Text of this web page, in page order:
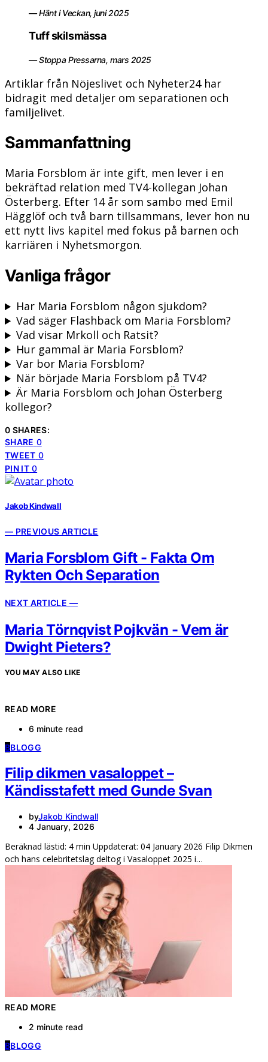
— Hänt i Veckan, juni 2025
Tuff skilsmässa
— Stoppa Pressarna, mars 2025
Artiklar från Nöjeslivet och Nyheter24 har
bidragit med detaljer om separationen och
familjelivet.
Sammanfattning
Maria Forsblom är inte gift, men lever i en
bekräftad relation med TV4-kollegan Johan
Österberg. Efter 14 år som sambo med Emil
Hägglöf och två barn tillsammans, lever hon nu
ett nytt livs kapitel med fokus på barnen och
karriären i Nyhetsmorgon.
Vanliga frågor
Har Maria Forsblom någon sjukdom?
Vad säger Flashback om Maria Forsblom?
Vad visar Mrkoll och Ratsit?
Hur gammal är Maria Forsblom?
Var bor Maria Forsblom?
När började Maria Forsblom på TV4?
Är Maria Forsblom och Johan Österberg
kollegor?
0 SHARES:
SHARE 0
TWEET 0
PIN IT 0
Jakob Kindwall
— PREVIOUS ARTICLE
Maria Forsblom Gift - Fakta Om
Rykten Och Separation
NEXT ARTICLE —
Maria Törnqvist Pojkvän - Vem är
Dwight Pieters?
YOU MAY ALSO LIKE
READ MORE
6 minute read
BBLOGG
Filip dikmen vasaloppet –
Kändisstafett med Gunde Svan
byJakob Kindwall
4 January, 2026
Beräknad lästid: 4 min Uppdaterat: 04 January 2026 Filip Dikmen
och hans celebritetslag deltog i Vasaloppet 2025 i…
READ MORE
2 minute read
BBLOGG